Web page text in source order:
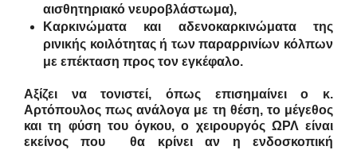
αισθητηριακό νευροβλάστωμα),
Καρκινώματα και αδενοκαρκινώματα της
ρινικής κοιλότητας ή των παραρρινίων κόλπων
με επέκταση προς τον εγκέφαλο.
Αξίζει να τονιστεί, όπως επισημαίνει ο κ.
Αρτόπουλος πως ανάλογα με τη θέση, το μέγεθος
και τη φύση του όγκου, ο χειρουργός ΩΡΛ είναι
εκείνος που θα κρίνει αν η ενδοσκοπική